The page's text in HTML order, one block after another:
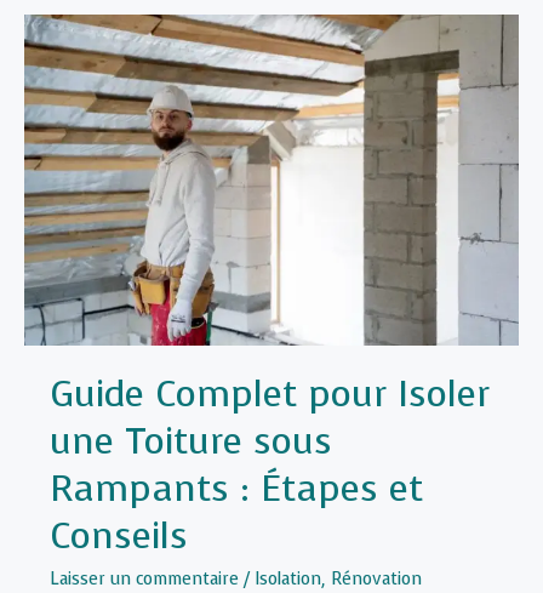
Toiture
Plate
:
Solutions
Modernes
pour
Réduire
Vos
Factures
d’Énergie
Guide Complet pour Isoler
une Toiture sous
Rampants : Étapes et
Conseils
Laisser un commentaire / Isolation, Rénovation